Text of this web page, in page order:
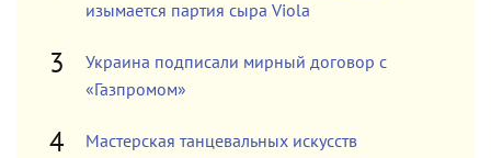
изымается партия сыра Viola
Украина подписали мирный договор с
«Газпромом»
Мастерская танцевальных искусств